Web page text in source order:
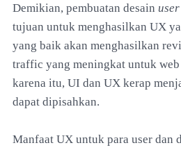
Demikian, pembuatan desain
tujuan untuk menghasilkan UX
yang baik akan menghasilkan
traffic yang meningkat untuk
karena itu, UI dan UX kerap
dapat dipisahkan.
Manfaat UX untuk para user dan